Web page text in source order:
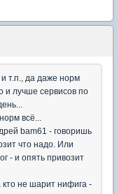
т.п., да даже норм
и лучше сервисов по
всё...
bam61 - говоришь
что надо. Или
- и опять привозит
кто не шарит нифига -